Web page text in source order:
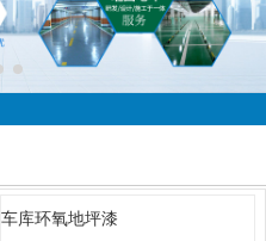
车库环氧地坪漆